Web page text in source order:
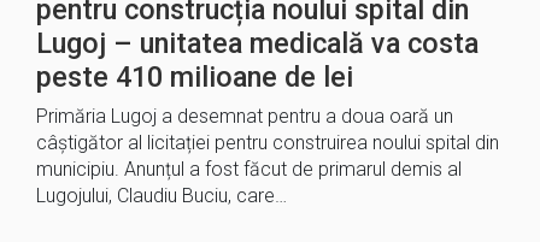
pentru construcția noului spital din
Lugoj – unitatea medicală va costa
peste 410 milioane de lei
Primăria Lugoj a desemnat pentru a doua oară un
câștigător al licitației pentru construirea noului spital din
municipiu. Anunțul a fost făcut de primarul demis al
Lugojului, Claudiu Buciu, care…